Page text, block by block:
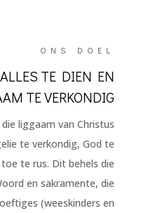
ONS DOEL
TE DIEN EN
TE VERKONDIG
liggaam van Christus
te verkondig, God te
te rus. Dit behels die
en sakramente, die
(weeskinders en